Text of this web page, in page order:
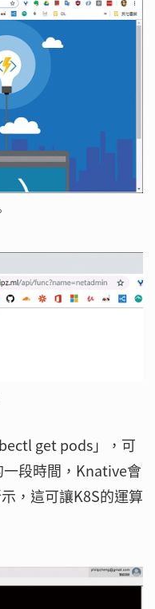
get pods」，可
段時間，Knative會
，這可讓K8S的運算